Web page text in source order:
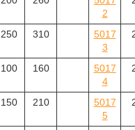
2
250 310
5017
3
100 160
5017
4
150 210
5017
5